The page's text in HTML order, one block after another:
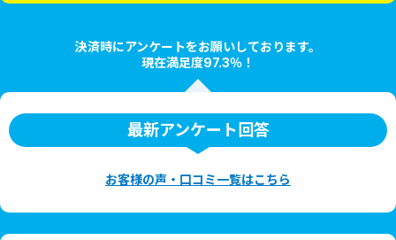
決済時にアンケートをお願いしております。
現在満足度97.3％！
最新アンケート回答
お客様の声・口コミ一覧はこちら